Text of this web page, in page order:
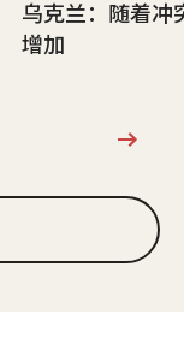
乌克兰：随着冲
增加